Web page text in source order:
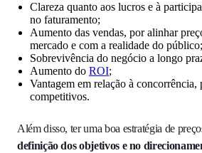
Clareza quanto aos lucros e à
no faturamento;
Aumento das vendas, por alinhar
mercado e com a realidade do público;
Sobrevivência do negócio a longo
Aumento do ROI;
Vantagem em relação à concorrência,
competitivos.
Além disso, ter uma boa estratégia de
definição dos objetivos e no